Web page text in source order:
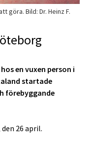
göra. Bild: Dr. Heinz F.
en vuxen person i
startade
förebyggande
26 april.